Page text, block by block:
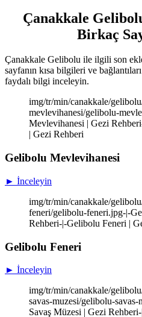
Çanakkale
Birkaç
Çanakkale Gelibolu ile ilgili son
sayfanın kısa bilgileri ve
faydalı bilgi inceleyin.
img/tr/min/canakkale/
mevlevihanesi/gelibolu-
Mevlevihanesi | Gezi
| Gezi Rehberi
Gelibolu Mevlevihanesi
► İnceleyin
img/tr/min/canakkale/
feneri/gelibolu-feneri.jpg-|-
Rehberi-|-Gelibolu Feneri |
Gelibolu Feneri
► İnceleyin
img/tr/min/canakkale/
savas-muzesi/gelibolu-
Savaş Müzesi | Gezi